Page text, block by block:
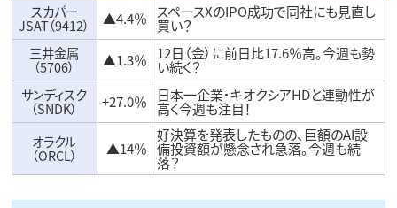
スカパー
JSAT（9412） ▲4.4％ スペースXのIPO成功で同社にも見直し
買い？
三井金属
（5706） ▲1.3％ 12日（金）に前日比17.6％高。今週も勢
い続く？
サンディスク
（SNDK） +27.0％ 日本一企業・キオクシアHDと連動性が
高く今週も注目！
オラクル
（ORCL） ▲14％
好決算を発表したものの、巨額のAI設
備投資額が懸念され急落。今週も続
落？